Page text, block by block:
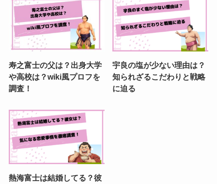
寿之富士の父は？出身大学
や高校は？wiki風プロフを
調査！
宇良の塩が少ない理由は？
知られざるこだわりと戦略
に迫る
熱海富士は結婚してる？彼